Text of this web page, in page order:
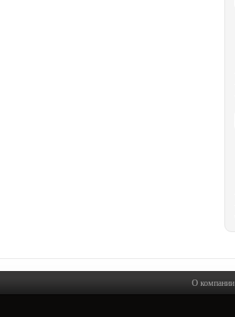
О компании